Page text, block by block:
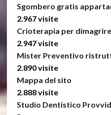
Sgombero gratis
2.967 visite
Crioterapia per dimagrire
2.947 visite
Mister Preventivo
2.890 visite
Mappa del sito
2.888 visite
Studio Dentistico